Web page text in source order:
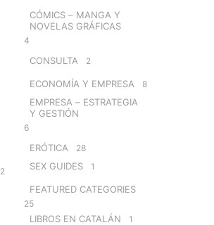
2
CÓMICS – MANGA Y
NOVELAS GRÁFICAS
4
CONSULTA 2
ECONOMÍA Y EMPRESA 8
EMPRESA – ESTRATEGIA
Y GESTIÓN
6
ERÓTICA 28
SEX GUIDES 1
FEATURED CATEGORIES
25
LIBROS EN CATALÁN 1